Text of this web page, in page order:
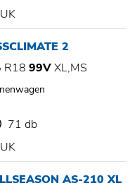
2
R18 99VXL,MS
71 db
AS-210 XL